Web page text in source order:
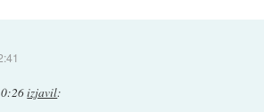
izjavil: